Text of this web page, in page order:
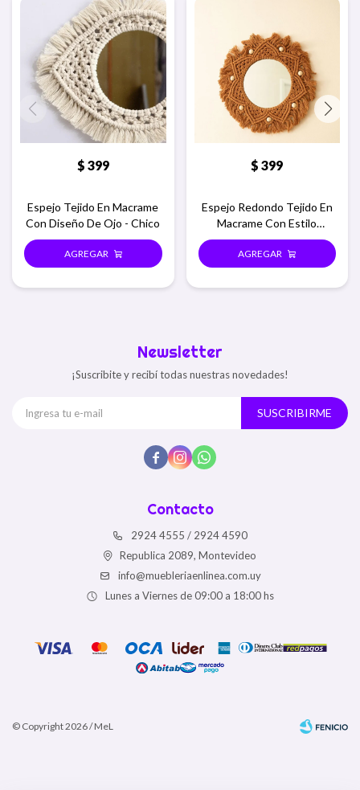
$ 399
Espejo Tejido En Macrame
Con Diseño De Ojo - Chico
$ 399
Espejo Redondo Tejido En
Macrame Con Estilo
Desflecado - Macramar
chico
Contacto
2924 4555 / 2924 4590
Republica 2089, Montevideo
info@muebleriaenlinea.com.uy
Lunes a Viernes de 09:00 a 18:00 hs
Newsletter
¡Suscribite y recibí todas nuestras novedades!
SUSCRIBIRME
  
© Copyright 2026 / MeL